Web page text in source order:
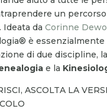
un
Ideata da Corinne
è
di due discipline, la
e la
ASCOLTA LA